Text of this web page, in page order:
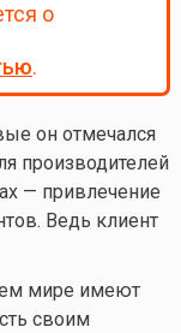
о
.
он отмечался
производителей
— привлечение
Ведь клиент
мире имеют
своим